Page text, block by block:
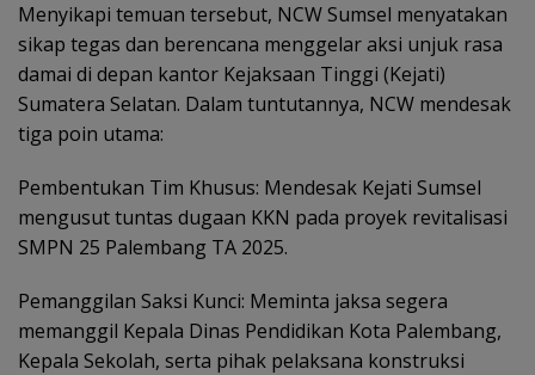
Menyikapi temuan tersebut, NCW Sumsel menyatakan
sikap tegas dan berencana menggelar aksi unjuk rasa
damai di depan kantor Kejaksaan Tinggi (Kejati)
Sumatera Selatan. Dalam tuntutannya, NCW mendesak
tiga poin utama:
Pembentukan Tim Khusus: Mendesak Kejati Sumsel
mengusut tuntas dugaan KKN pada proyek revitalisasi
SMPN 25 Palembang TA 2025.
Pemanggilan Saksi Kunci: Meminta jaksa segera
memanggil Kepala Dinas Pendidikan Kota Palembang,
Kepala Sekolah, serta pihak pelaksana konstruksi